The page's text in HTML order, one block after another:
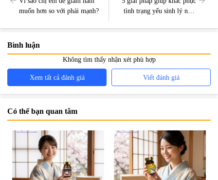
muốn hơn so với phái mạnh?
tình trạng yếu sinh lý nam
Bình luận
Không tìm thấy nhận xét phù hợp
Xem tất cả đánh giá Viết đánh giá
Có thể bạn quan tâm